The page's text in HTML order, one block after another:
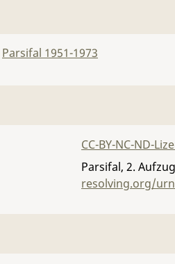
Parsifal 1951-1973
CC-BY-NC-ND-
Parsifal, 2.
resolving.org/